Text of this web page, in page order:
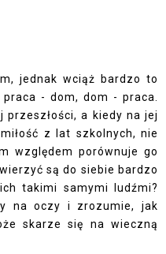
jednak wciąż bardzo to
- dom, dom - praca.
a kiedy na jej
z lat szkolnych, nie
względem porównuje go
są do siebie bardzo
takimi samymi ludźmi?
na oczy i zrozumie, jak
skarze się na wieczną